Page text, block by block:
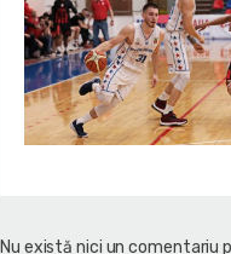
Nu există nici un comentariu